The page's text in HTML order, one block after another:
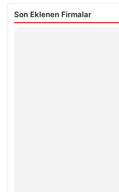
Son Eklenen Firmalar